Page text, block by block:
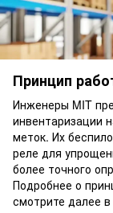
Принцип
​​Инженеры MIT
инвентаризации
меток. Их
реле для
более точного
Подробнее о
смотрите далее